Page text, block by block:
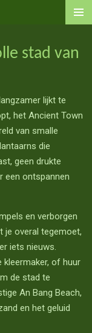
stad van
lijkt te
het Ancient Town
van smalle
die
geen drukte
een ontspannen
en verborgen
je overal tegemoet,
iets nieuws.
kleermaker, of huur
de stad te
An Bang Beach,
en het geluid